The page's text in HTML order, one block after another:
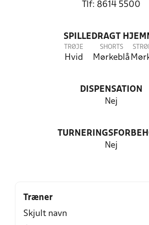
Tlf: 8614 5500
SPILLEDRAGT
TRØJE
Hvid
SHORTS
Mørkeblå
DISPENSATION
Nej
Nej
Træner
Skjult navn